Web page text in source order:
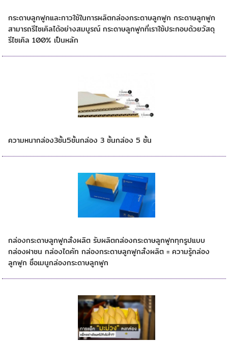
กระดาษลูกฟูกและกาวใช้ในการผลิตกล่องกระดาษลูกฟูก กระดาษลูกฟูก
สามารถรีไซเคิลได้อย่างสมบูรณ์ กระดาษลูกฟูกที่เราใช้ประกอบด้วยวัสดุ
รีไซเคิล 100% เป็นหลัก
ความหนากล่อง3ชั้น5ชั้นกล่อง 3 ชั้นกล่อง 5 ชั้น
กล่องกระดาษลูกฟูกสั่งผลิต รับผลิตกล่องกระดาษลูกฟูกทุกรูปแบบ
กล่องฝาชน กล่องไดคัท กล่องกระดาษลูกฟูกสั่งผลิต = ความรู้กล่อง
ลูกฟูก ชื่อเมนูกล่องกระดาษลูกฟูก